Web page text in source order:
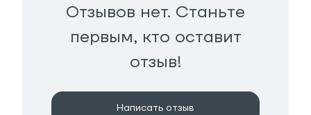
Отзывов нет. Станьте
первым, кто оставит
отзыв!
Написать отзыв